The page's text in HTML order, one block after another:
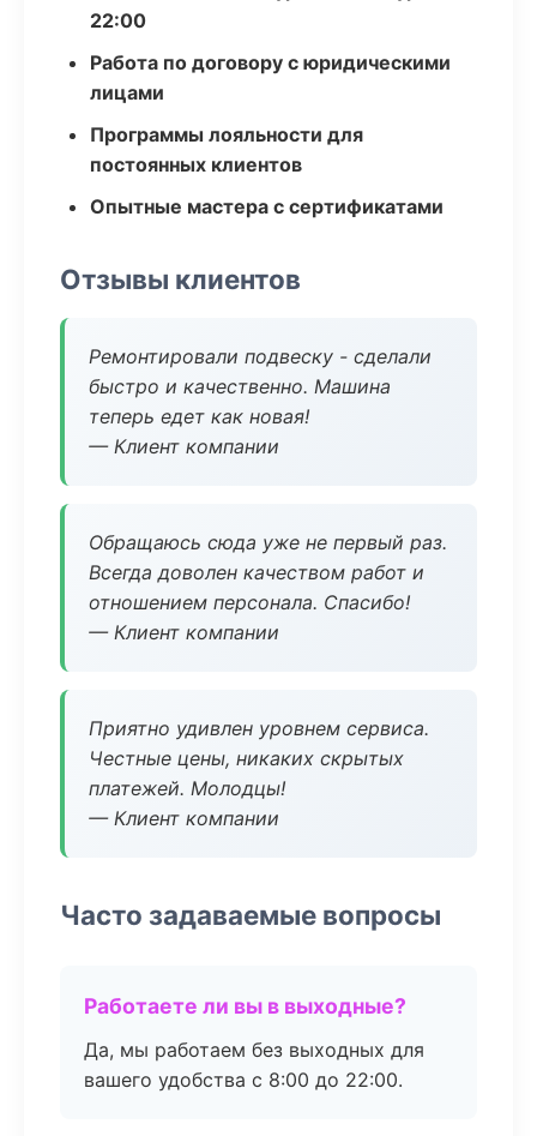
22:00
Работа по договору с юридическими
лицами
Программы лояльности для
постоянных клиентов
Опытные мастера с сертификатами
Отзывы клиентов
Ремонтировали подвеску - сделали
быстро и качественно. Машина
теперь едет как новая!
— Клиент компании
Обращаюсь сюда уже не первый раз.
Всегда доволен качеством работ и
отношением персонала. Спасибо!
— Клиент компании
Приятно удивлен уровнем сервиса.
Честные цены, никаких скрытых
платежей. Молодцы!
— Клиент компании
Часто задаваемые вопросы
Работаете ли вы в выходные?
Да, мы работаем без выходных для
вашего удобства с 8:00 до 22:00.